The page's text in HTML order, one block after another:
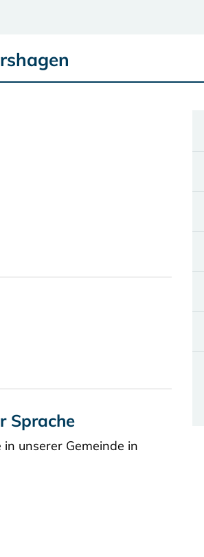
Sprache
unserer Gemeinde in